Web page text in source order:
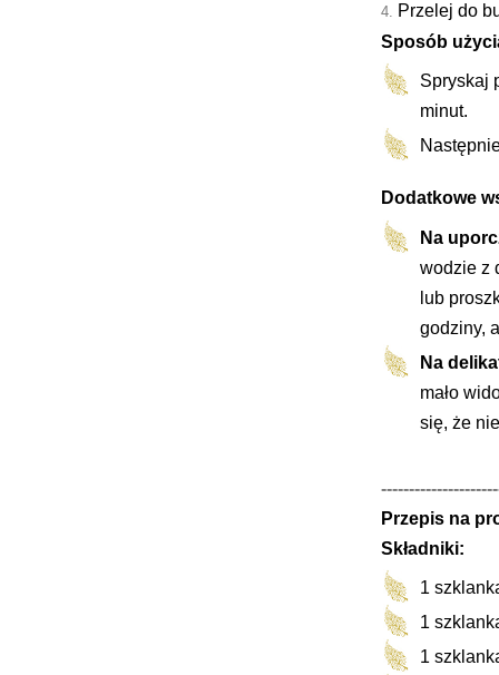
Przelej do
Sposób
Spryskaj
minut.
Dodatkowe
Na
wodzie z
lub
godziny,
Na
mało
się, że
Przepis na
Składniki:
1
1
1